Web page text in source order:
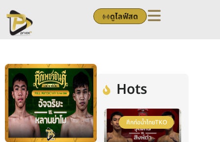
to
content
ดูไลฟ์สด
Hots
ศึกท่อน้ำไทยTKO